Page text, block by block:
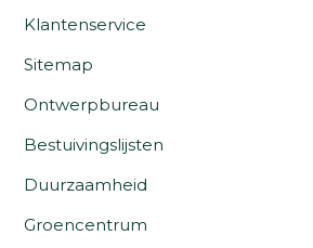
Klantenservice
Sitemap
Ontwerpbureau
Bestuivingslijsten
Duurzaamheid
Groencentrum